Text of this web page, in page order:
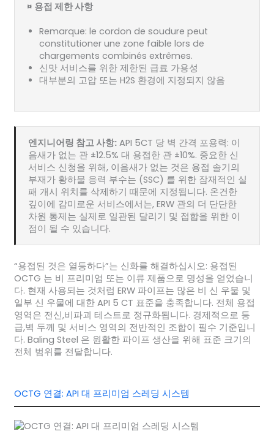
¤ 용접 제한 사항
Remarque: le cordon de soudure peut
constitutioner une zone faible lors de
chargements combinés extrêmes.
신맛 서비스를 위한 제한된 급료 가용성
대부분의 고압 또는 H2S 환경에 지정되지 않음
엔지니어링 참고 사항:API 5CT 당 벽 간격 포용력: 이
음새가 없는 관 ±12.5% 대 용접한 관 ±10%. 중요한 신
서비스 신청을 위해, 이음새가 없는 것은 용접 솔기의
부재가 황하물 응력 부수는 (SSC) 를 위한 잠재적인 실
패 개시 위치를 삭제하기 때문에 지정됩니다. 온건한
깊이에 감미로운 서비스에서는, ERW 관의 더 단단한
차원 통제는 실제로 일관된 달리기 및 접합을 위한 이
점이 될 수 있습니다.
“용접된 것은 열등하다”는 신화를 해결하십시오: 용접된
OCTG 는 비 프리미엄 또는 이류 제품으로 명성을 얻었습니
다. 현재 사용되는 것처럼 ERW 파이프는 많은 비 신 우물 및
일부 신 우물에 대한 API 5 CT 표준을 충족합니다. 전체 용접
영역은 전신,비파괴 테스트로 정규화됩니다. 경제적으로 등
급,벽 두께 및 서비스 영역의 전반적인 조합이 필수 기준입니
다. Baling Steel 은 원활한 파이프 생산을 위해 표준 크기의
전체 범위를 전달합니다.
OCTG 연결: API 대 프리미엄 스레딩 시스템